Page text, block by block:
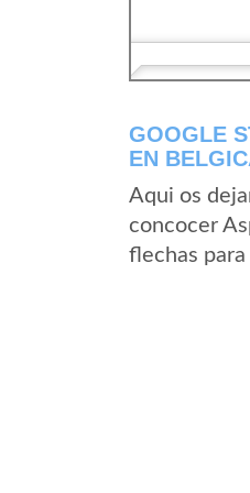
GOOGLE
EN
Aqui os
concocer
flechas